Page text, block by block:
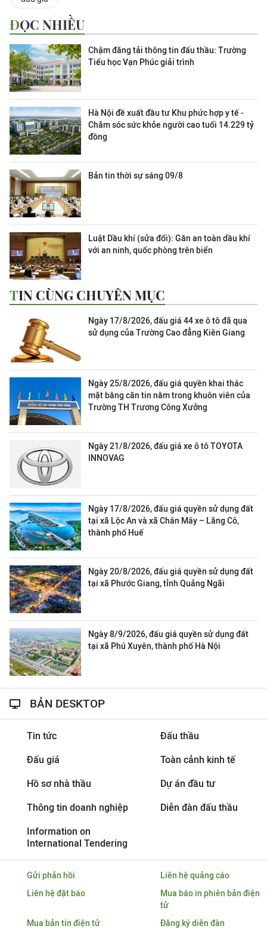
ĐỌC NHIỀU
Chậm đăng tải thông tin đấu thầu: Trường
Tiểu học Vạn Phúc giải trình
Hà Nội đề xuất đầu tư Khu phức hợp y tế -
Chăm sóc sức khỏe người cao tuổi 14.229 tỷ
đồng
Bản tin thời sự sáng 09/8
Luật Dầu khí (sửa đổi): Gắn an toàn dầu khí
với an ninh, quốc phòng trên biển
TIN CÙNG CHUYÊN MỤC
Ngày 17/8/2026, đấu giá 44 xe ô tô đã qua
sử dụng của Trường Cao đẳng Kiên Giang
Ngày 25/8/2026, đấu giá quyền khai thác
mặt bằng căn tin nằm trong khuôn viên của
Trường TH Trương Công Xưởng
Ngày 21/8/2026, đấu giá xe ô tô TOYOTA
INNOVAG
Ngày 17/8/2026, đấu giá quyền sử dụng đất
tại xã Lộc An và xã Chân Mây – Lăng Cô,
thành phố Huế
Ngày 20/8/2026, đấu giá quyền sử dụng đất
tại xã Phước Giang, tỉnh Quảng Ngãi
Ngày 8/9/2026, đấu giá quyền sử dụng đất
tại xã Phú Xuyên, thành phố Hà Nội
BẢN DESKTOP
Tin tức Đấu thầu
Đấu giá Toàn cảnh kinh tế
Hồ sơ nhà thầu Dự án đầu tư
Thông tin doanh nghiệp Diễn đàn đấu thầu
Information on
International Tendering
Gửi phản hồi
Liên hệ quảng cáo
Liên hệ đặt báo
Mua báo in phiên bản điện
tử
Mua bản tin điện tử
Đăng ký diễn đàn